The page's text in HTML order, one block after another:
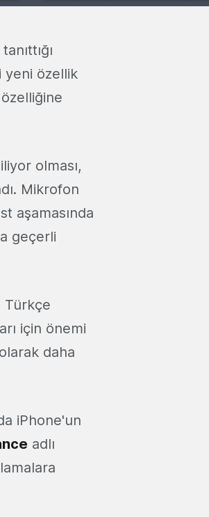
yeni özellik
olması,
Mikrofon
aşamasında
geçerli
Türkçe
için önemi
daha
iPhone'un
adlı